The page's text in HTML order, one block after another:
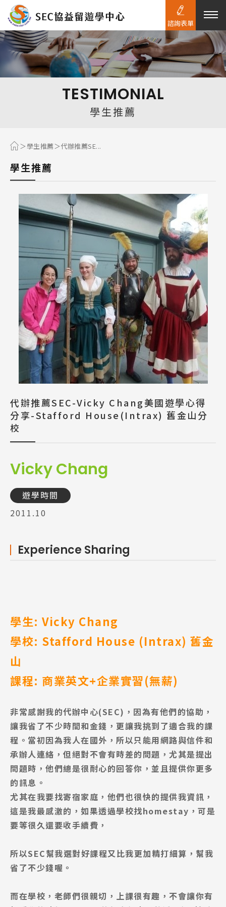
熱門搜尋：
TESTIMONIAL
學生推薦
學生推薦 代辦推薦SE...
學生推薦
代辦推薦SEC-Vicky Chang美國遊學心得
分享-Stafford House(Intrax) 舊金山分
校
Vicky Chang
遊學時間
2011.10
Experience Sharing
學生: Vicky Chang
學校: Stafford House (Intrax) 舊金
山
課程: 商業英文+企業實習(無薪)
非常感謝我的代辦中心(SEC)，因為有他們的協助，
讓我省了不少時間和金錢，更讓我挑到了適合我的課
程。當初因為我人在國外，所以只能用網路與信件和
承辦人連絡，但絕對不會有時差的問題，尤其是提出
問題時，他們總是很耐心的回答你，並且提供你更多
的訊息。
尤其在我要找寄宿家庭，他們也很快的提供我資訊，
這是我最感激的，如果透過學校找homestay，可是
要等很久還要收手續費，
所以SEC幫我選對好課程又比我更加精打細算，幫我
省了不少錢喔。
而在學校，老師們很親切，上課很有趣，不會讓你有
諮詢表單